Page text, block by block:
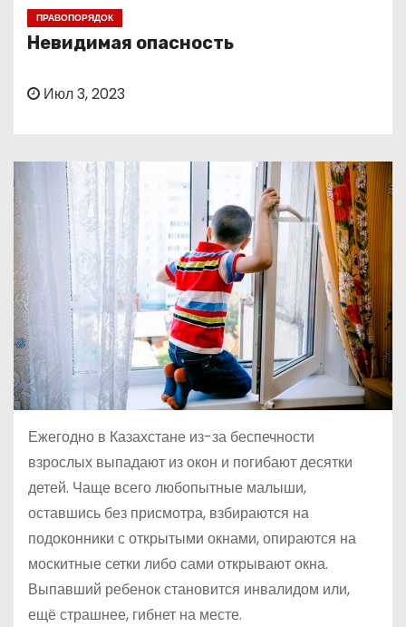
ПРАВОПОРЯДОК
Невидимая опасность
Июл 3, 2023
Ежегодно в Казахстане из-за беспечности
взрослых выпадают из окон и погибают десятки
детей. Чаще всего любопытные малыши,
оставшись без присмотра, взбираются на
подоконники с открытыми окнами, опираются на
москитные сетки либо сами открывают окна.
Выпавший ребенок становится инвалидом или,
ещё страшнее, гибнет на месте.